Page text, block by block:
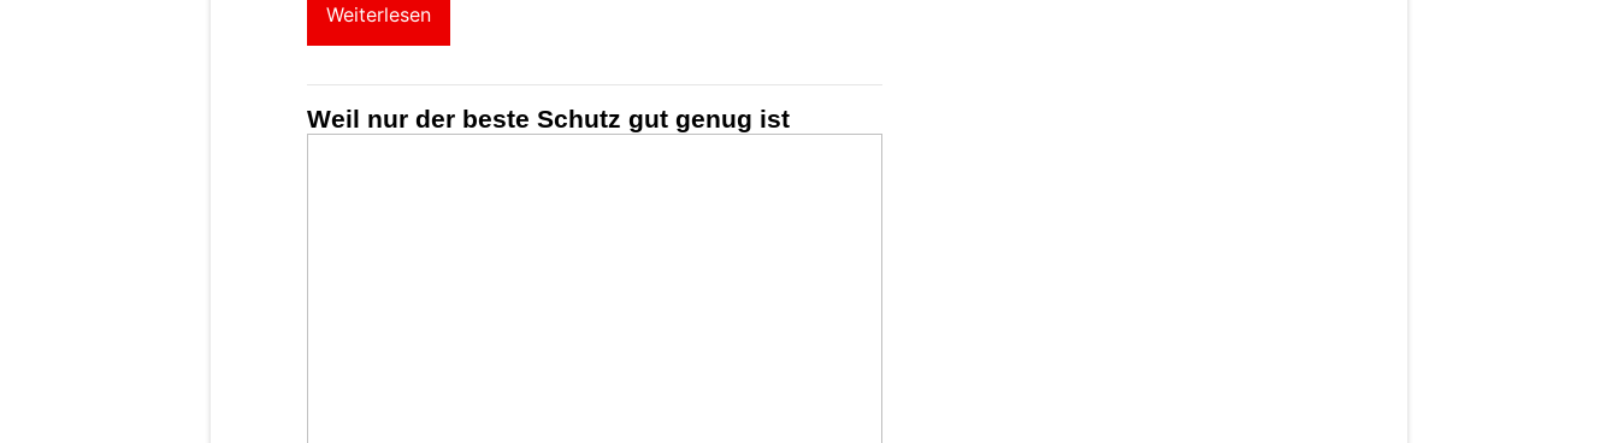
Weiterlesen
Weil nur der beste Schutz gut genug ist